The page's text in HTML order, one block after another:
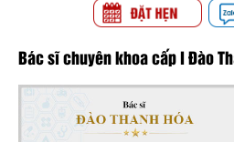
Bác sĩ chuyên khoa cấp I Đào